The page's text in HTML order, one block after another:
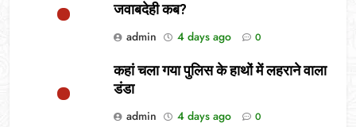
जवाबदेही कब?
admin
4 days ago 0
कहां चला गया पुलिस के हाथों में लहराने वाला
डंडा
admin
4 days ago 0